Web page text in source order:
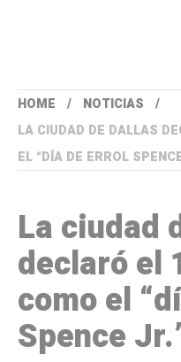
HOME
NOTICIAS
LA CIUDAD DE DALLAS
EL “DÍA DE ERROL
La ciudad
declaró el
como el
Spence